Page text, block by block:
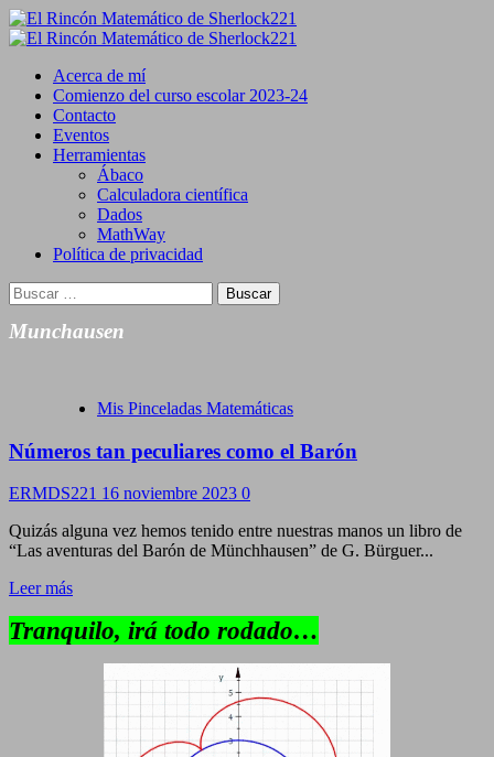
Saltar
al
Primary
Acerca de mí
Comienzo del curso escolar 2023-24
Contacto
Eventos
Herramientas
Ábaco
Calculadora científica
Dados
MathWay
Política de privacidad
Buscar:
Munchausen
Mis Pinceladas Matemáticas
Números tan peculiares como el Barón
ERMDS221 16 noviembre 2023 0
Quizás alguna vez hemos tenido entre nuestras manos un libro de
“Las aventuras del Barón de Münchhausen” de G. Bürguer...
Leer más
Tranquilo, irá todo rodado…